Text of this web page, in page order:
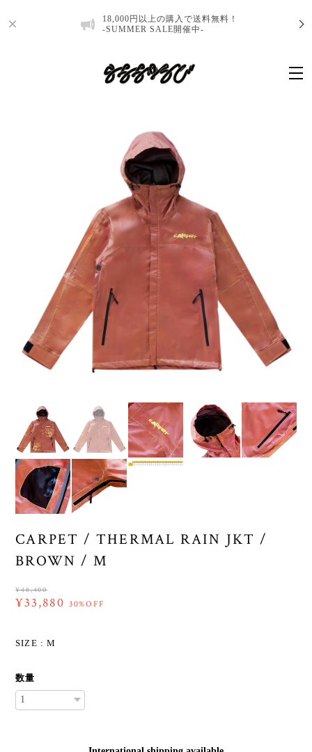
18,000円以上の購入で送料無料！
-SUMMER SALE開催中-
CARPET / THERMAL RAIN JKT /
BROWN / M
¥48,400
¥33,880 30%OFF
SIZE : M
数量